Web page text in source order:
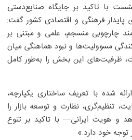
با تاکید بر جایگاه صنایع‌دستی
پایدار فرهنگی و اقتصادی کشور گفت:
چارچوبی منسجم، علمی و مبتنی بر
مسوولیت‌ها و نبود هماهنگی میان
ظرفیت‌های این بخش را به‌طور کامل
‌شده با تعریف ساختاری یکپارچه،
تنظیم‌گری، نظارت و توسعه بازار را
و هویت ایرانی— با تاکید بر تنوع
توجه خود دارد.»